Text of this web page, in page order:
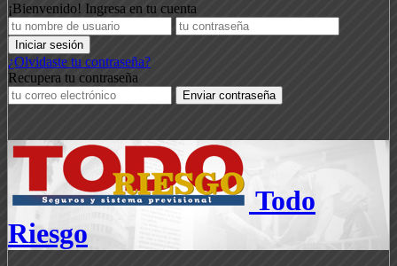
¡Bienvenido! Ingresa en tu cuenta
¿Olvidaste tu contraseña?
Recupera tu contraseña
Todo
Riesgo